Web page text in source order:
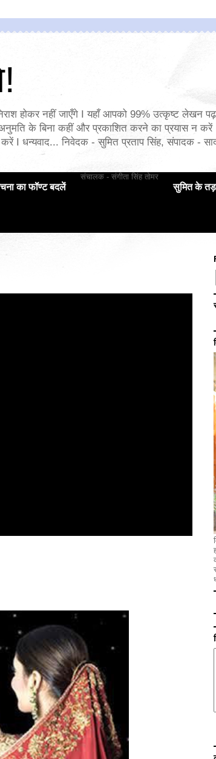
होकर नहीं जाएँगे I यहाँ आपको 99% उत्कृष्ट लेखन
के बिना कहीं और प्रकाशित करने का प्रयास न
I धन्यवाद... निवेदक - सुमित प्रताप सिंह, संपादक -
का फॉण्ट बदलें
संचालक - संगीता सिंह तोमर
सुमित के